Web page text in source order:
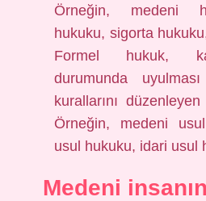
Örneğin, medeni
hukuku, sigorta
Formel hukuk,
durumunda
kurallarını
Örneğin, medeni
usul hukuku, idari usul
Medeni